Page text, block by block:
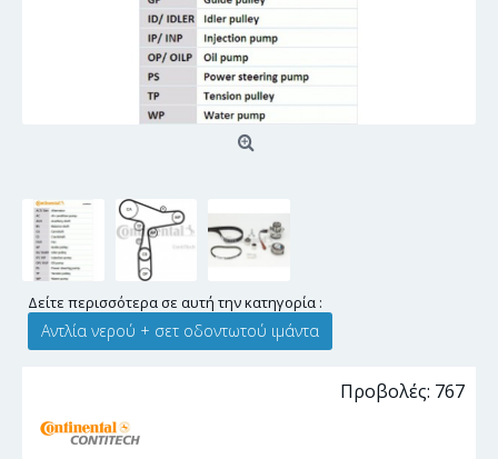
Δείτε περισσότερα σε αυτή την κατηγορία :
Αντλία νερού + σετ οδοντωτού ιμάντα
Προβολές: 767